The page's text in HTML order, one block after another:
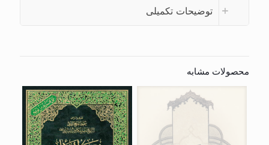
توضیحات تکمیلی
محصولات مشابه